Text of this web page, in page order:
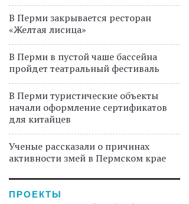
В Перми закрывается ресторан
«Желтая лисица»
В Перми в пустой чаше бассейна
пройдет театральный фестиваль
В Перми туристические объекты
начали оформление сертификатов
для китайцев
Ученые рассказали о причинах
активности змей в Пермском крае
ПРОЕКТЫ